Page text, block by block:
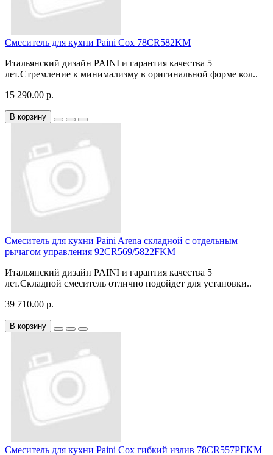
Смеситель для кухни Paini Cox 78CR582KM
Итальянский дизайн PAINI и гарантия качества 5
лет.Стремление к минимализму в оригинальной форме кол..
15 290.00 р.
В корзину
Смеситель для кухни Paini Arena складной с отдельным
рычагом управления 92CR569/5822FKM
Итальянский дизайн PAINI и гарантия качества 5
лет.Складной смеситель отлично подойдет для установки..
39 710.00 р.
В корзину
Смеситель для кухни Paini Cox гибкий излив 78CR557PEKM